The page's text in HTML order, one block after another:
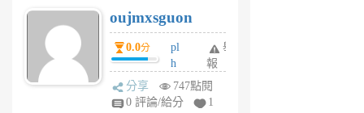
個
月
前
個
月
前
oujmxsguon
0.0分
pl
h
wi
w
舉
報
分享
747點閱
0 評論/給分
1